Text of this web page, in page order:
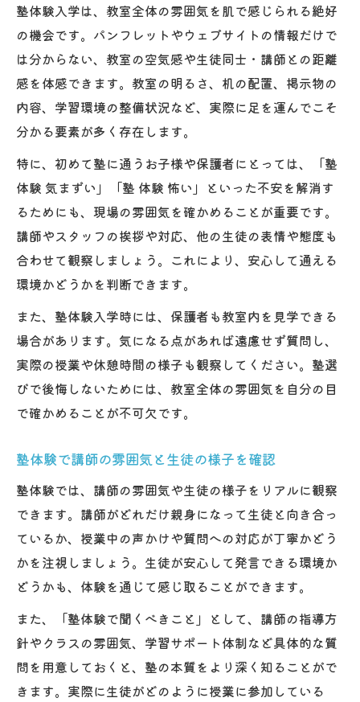
塾体験入学は、教室全体の雰囲気を肌で感じられる絶好
の機会です。パンフレットやウェブサイトの情報だけで
は分からない、教室の空気感や生徒同士・講師との距離
感を体感できます。教室の明るさ、机の配置、掲示物の
内容、学習環境の整備状況など、実際に足を運んでこそ
分かる要素が多く存在します。
特に、初めて塾に通うお子様や保護者にとっては、「塾
体験 気まずい」「塾 体験 怖い」といった不安を解消す
るためにも、現場の雰囲気を確かめることが重要です。
講師やスタッフの挨拶や対応、他の生徒の表情や態度も
合わせて観察しましょう。これにより、安心して通える
環境かどうかを判断できます。
また、塾体験入学時には、保護者も教室内を見学できる
場合があります。気になる点があれば遠慮せず質問し、
実際の授業や休憩時間の様子も観察してください。塾選
びで後悔しないためには、教室全体の雰囲気を自分の目
で確かめることが不可欠です。
塾体験で講師の雰囲気と生徒の様子を確認
塾体験では、講師の雰囲気や生徒の様子をリアルに観察
できます。講師がどれだけ親身になって生徒と向き合っ
ているか、授業中の声かけや質問への対応が丁寧かどう
かを注視しましょう。生徒が安心して発言できる環境か
どうかも、体験を通じて感じ取ることができます。
また、「塾体験で聞くべきこと」として、講師の指導方
針やクラスの雰囲気、学習サポート体制など具体的な質
問を用意しておくと、塾の本質をより深く知ることがで
きます。実際に生徒がどのように授業に参加している